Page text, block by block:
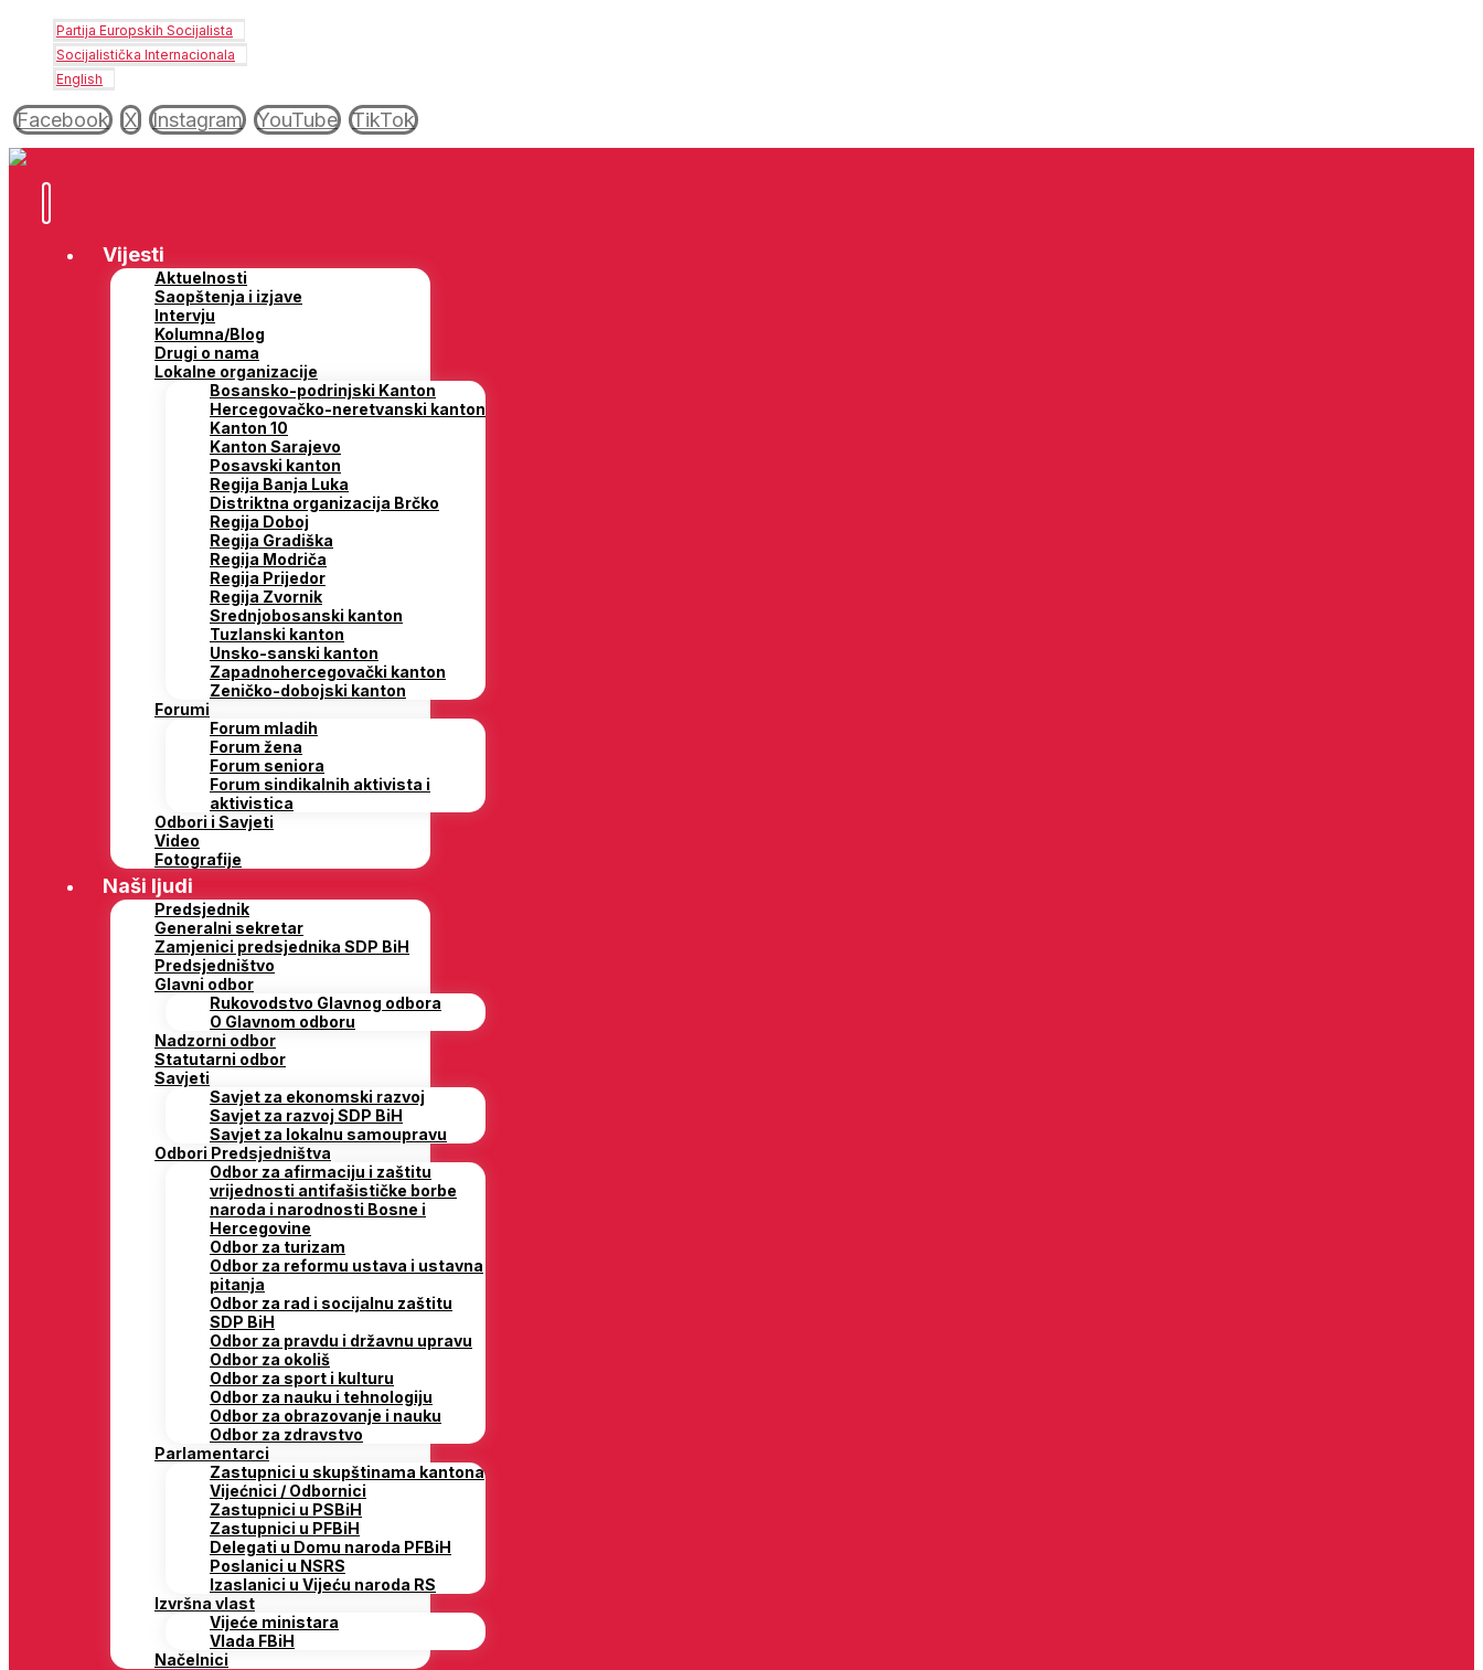
Partija Europskih Socijalista
Socijalistička Internacionala
English
Facebook X Instagram YouTube TikTok
Vijesti
Aktuelnosti
Saopštenja i izjave
Intervju
Kolumna/Blog
Drugi o nama
Lokalne organizacije
Bosansko-podrinjski Kanton
Hercegovačko-neretvanski kanton
Kanton 10
Kanton Sarajevo
Posavski kanton
Regija Banja Luka
Distriktna organizacija Brčko
Regija Doboj
Regija Gradiška
Regija Modriča
Regija Prijedor
Regija Zvornik
Srednjobosanski kanton
Tuzlanski kanton
Unsko-sanski kanton
Zapadnohercegovački kanton
Zeničko-dobojski kanton
Forumi
Forum mladih
Forum žena
Forum seniora
Forum sindikalnih aktivista i
aktivistica
Odbori i Savjeti
Video
Fotografije
Naši ljudi
Predsjednik
Generalni sekretar
Zamjenici predsjednika SDP BiH
Predsjedništvo
Glavni odbor
Rukovodstvo Glavnog odbora
O Glavnom odboru
Nadzorni odbor
Statutarni odbor
Savjeti
Savjet za ekonomski razvoj
Savjet za razvoj SDP BiH
Savjet za lokalnu samoupravu
Odbori Predsjedništva
Odbor za afirmaciju i zaštitu
vrijednosti antifašističke borbe
naroda i narodnosti Bosne i
Hercegovine
Odbor za turizam
Odbor za reformu ustava i ustavna
pitanja
Odbor za rad i socijalnu zaštitu
SDP BiH
Odbor za pravdu i državnu upravu
Odbor za okoliš
Odbor za sport i kulturu
Odbor za nauku i tehnologiju
Odbor za obrazovanje i nauku
Odbor za zdravstvo
Parlamentarci
Zastupnici u skupštinama kantona
Vijećnici / Odbornici
Zastupnici u PSBiH
Zastupnici u PFBiH
Delegati u Domu naroda PFBiH
Poslanici u NSRS
Izaslanici u Vijeću naroda RS
Izvršna vlast
Vijeće ministara
Vlada FBiH
Načelnici